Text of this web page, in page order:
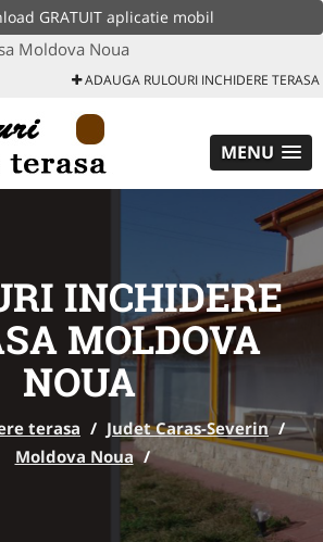
GRATUIT aplicatie mobil
Moldova Noua
ADAUGA RULOURI INCHIDERE TERASA
MENU
INCHIDERE
MOLDOVA
NOUA
terasa / Judet Caras-Severin /
Moldova Noua /